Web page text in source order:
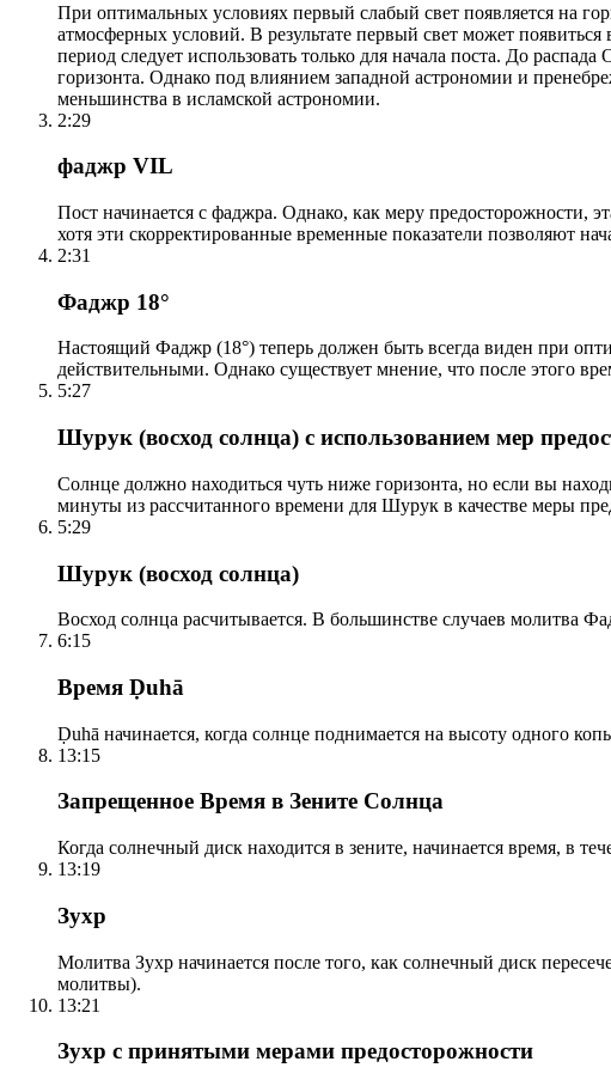
При оптимальных условиях первый слабый свет появляется на
атмосферных условий. В результате первый свет может
период следует использовать только для начала поста. До
горизонта. Однако под влиянием западной астрономии и
меньшинства в исламской астрономии.
2:29
фаджр VIL
Пост начинается с фаджра. Однако, как меру предосторожности,
хотя эти скорректированные временные показатели позволяют
2:31
Фаджр 18°
Настоящий Фаджр (18°) теперь должен быть всегда виден при
действительными. Однако существует мнение, что после этого
5:27
Шурук (восход солнца) с использованием мер
Солнце должно находиться чуть ниже горизонта, но если вы
минуты из рассчитанного времени для Шурук в качестве меры
5:29
Шурук (восход солнца)
Восход солнца расчитывается. В большинстве случаев молитва
6:15
Время Ḍuhā
Ḍuhā начинается, когда солнце поднимается на высоту одного
13:15
Запрещенное Время в Зените Солнца
Когда солнечный диск находится в зените, начинается время, в
13:19
Зухр
Молитва Зухр начинается после того, как солнечный диск
молитвы).
13:21
Зухр с принятыми мерами предосторожности